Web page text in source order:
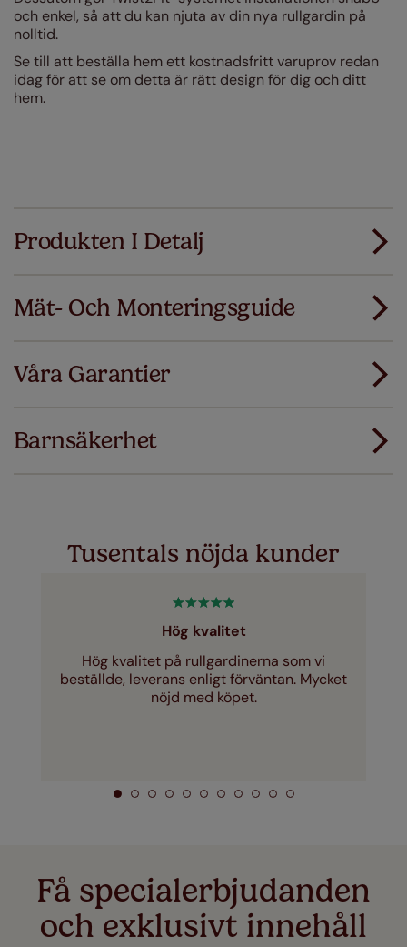
och enkel, så att du kan njuta av din nya rullgardin på
nolltid.
Se till att beställa hem ett kostnadsfritt varuprov redan
idag för att se om detta är rätt design för dig och ditt
hem.
Produkten I Detalj
Mät- Och Monteringsguide
Ladda ner instruktioner
Våra Garantier
första gången ersätter vi dem med rätt storlek.
Barnsäkerhet
Tusentals nöjda kunder
Hög kvalitet
Hög kvalitet på rullgardinerna som vi
beställde, leverans enligt förväntan. Mycket
nöjd med köpet.
Få specialerbjudanden
och exklusivt innehåll